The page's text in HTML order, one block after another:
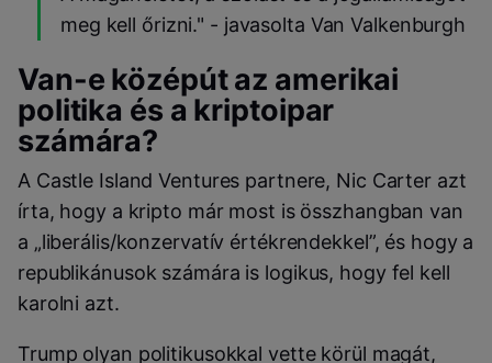
meg kell őrizni." - javasolta Van Valkenburgh
Van-e középút az amerikai
politika és a kriptoipar
számára?
A Castle Island Ventures partnere, Nic Carter azt
írta, hogy a kripto már most is összhangban van
a „liberális/konzervatív értékrendekkel”, és hogy a
republikánusok számára is logikus, hogy fel kell
karolni azt.
Trump olyan politikusokkal vette körül magát,